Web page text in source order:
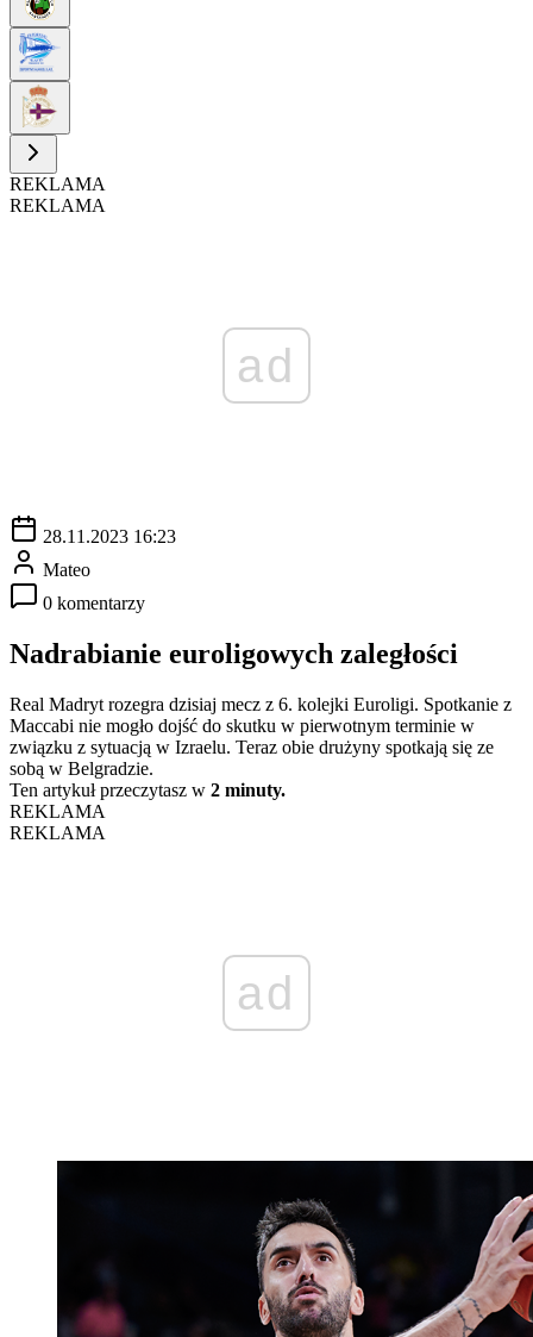
REKLAMA
REKLAMA
ad
28.11.2023 16:23
Mateo
0 komentarzy
Nadrabianie euroligowych zaległości
Real Madryt rozegra dzisiaj mecz z 6. kolejki Euroligi. Spotkanie z
Maccabi nie mogło dojść do skutku w pierwotnym terminie w
związku z sytuacją w Izraelu. Teraz obie drużyny spotkają się ze
sobą w Belgradzie.
Ten artykuł przeczytasz w 2 minuty.
REKLAMA
REKLAMA
ad